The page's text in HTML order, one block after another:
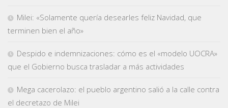
Milei: «Solamente quería desearles feliz Navidad, que
terminen bien el año»
Despido e indemnizaciones: cómo es el «modelo UOCRA»
que el Gobierno busca trasladar a más actividades
Mega cacerolazo: el pueblo argentino salió a la calle contra
el decretazo de Milei